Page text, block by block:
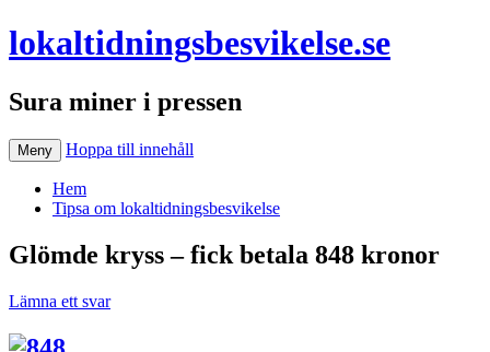
lokaltidningsbesvikelse.se
Sura miner i pressen
Meny Hoppa till innehåll
Hem
Tipsa om lokaltidningsbesvikelse
Glömde kryss – fick betala 848 kronor
Lämna ett svar